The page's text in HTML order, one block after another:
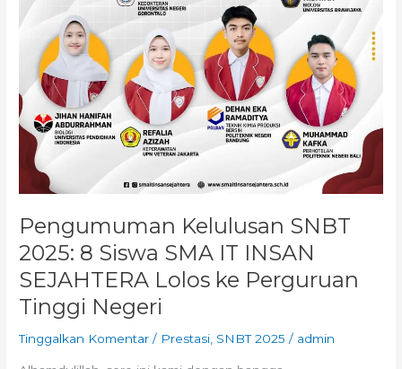
Pengumuman Kelulusan SNBT
2025: 8 Siswa SMA IT INSAN
SEJAHTERA Lolos ke Perguruan
Tinggi Negeri
Tinggalkan Komentar / Prestasi, SNBT 2025 / admin
Tinggi
Negeri